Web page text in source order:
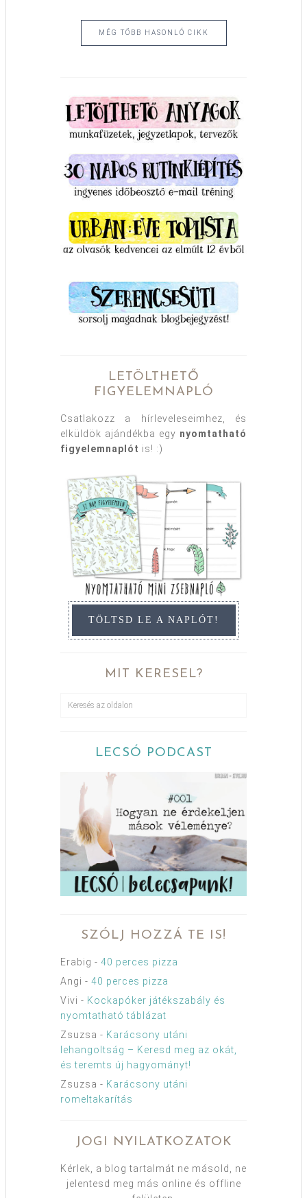
MÉG TÖBB HASONLÓ CIKK
LETÖLTHETŐ
FIGYELEMNAPLÓ
Csatlakozz a hírleveleseimhez, és
elküldök ajándékba egy nyomtatható
figyelemnaplót is! :)
TÖLTSD LE A NAPLÓT!
MIT KERESEL?
LECSÓ PODCAST
SZÓLJ HOZZÁ TE IS!
Erabig - 40 perces pizza
Angi - 40 perces pizza
Vivi - Kockapóker játékszabály és
nyomtatható táblázat
Zsuzsa - Karácsony utáni
lehangoltság – Keresd meg az okát,
és teremts új hagyományt!
Zsuzsa - Karácsony utáni
romeltakarítás
JOGI NYILATKOZATOK
Kérlek, a blog tartalmát ne másold, ne
jelentesd meg más online és offline